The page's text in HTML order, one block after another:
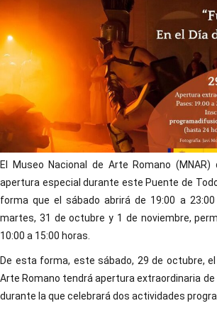
El Museo Nacional de Arte Romano
apertura especial durante este Puente de
forma que el sábado abrirá de 19:00 a
martes, 31 de octubre y 1 de noviembre,
10:00 a 15:00 horas.
De esta forma, este sábado, 29 de octubre,
Arte Romano tendrá apertura extraordinaria de
durante la que celebrará dos actividades